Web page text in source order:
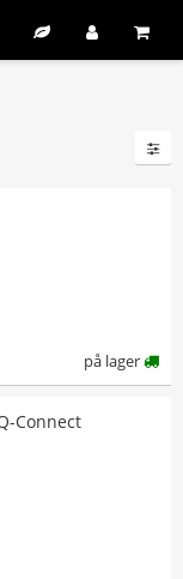
på lager
Connect